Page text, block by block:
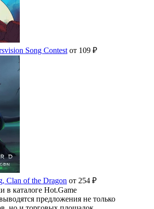
Song Contest от 109 ₽
Clan of the Dragon от 254 ₽
в каталоге Hot.Game
предложения не только